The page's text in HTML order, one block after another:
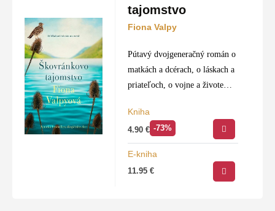
tajomstvo
Fiona Valpy
Pútavý dvojgeneračný román o
matkách a dcérach, o láskach a
priateľoch, o vojne a živote
Škótskej vysočine. Počas
druhej svetovej vojny sa Flora
Gordonová zamiluje do…
Kniha
4.90€ -73%
E-kniha
11.95€